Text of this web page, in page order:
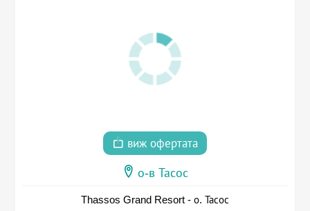
виж офертата
о-в Тасос
Thassos Grand Resort - о. Тасос